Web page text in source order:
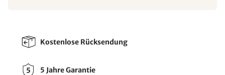
Kostenlose Rücksendung
5 Jahre Garantie